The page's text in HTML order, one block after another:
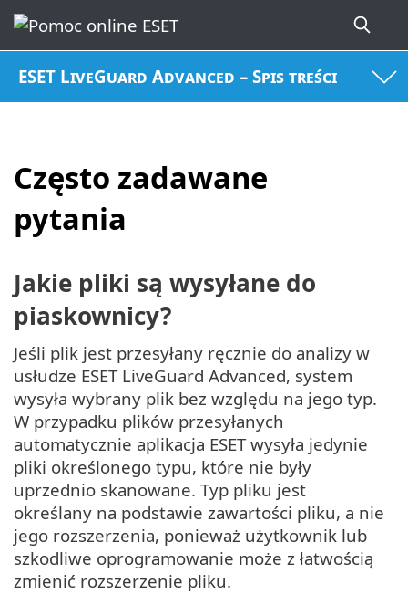
ESET LiveGuard Advanced – Spis treści
Często zadawane
pytania
Jakie pliki są wysyłane do
piaskownicy?
Jeśli plik jest przesyłany ręcznie do analizy w
usłudze ESET LiveGuard Advanced, system
wysyła wybrany plik bez względu na jego typ.
W przypadku plików przesyłanych
automatycznie aplikacja ESET wysyła jedynie
pliki określonego typu, które nie były
uprzednio skanowane. Typ pliku jest
określany na podstawie zawartości pliku, a nie
jego rozszerzenia, ponieważ użytkownik lub
szkodliwe oprogramowanie może z łatwością
zmienić rozszerzenie pliku.